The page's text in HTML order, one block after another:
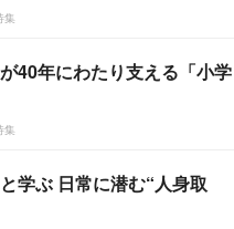
集
40年にわたり支える「小学
集
学ぶ 日常に潜む“人身取